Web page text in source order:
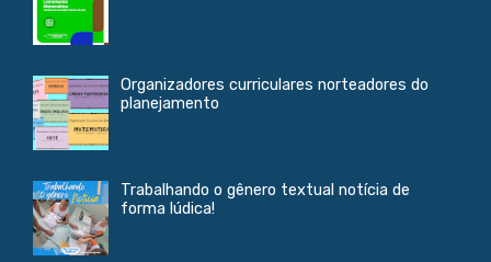
Organizadores curriculares norteadores do
planejamento
Trabalhando o gênero textual notícia de
forma lúdica!